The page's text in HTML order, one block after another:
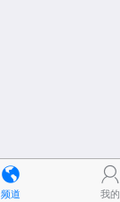
频道 我的